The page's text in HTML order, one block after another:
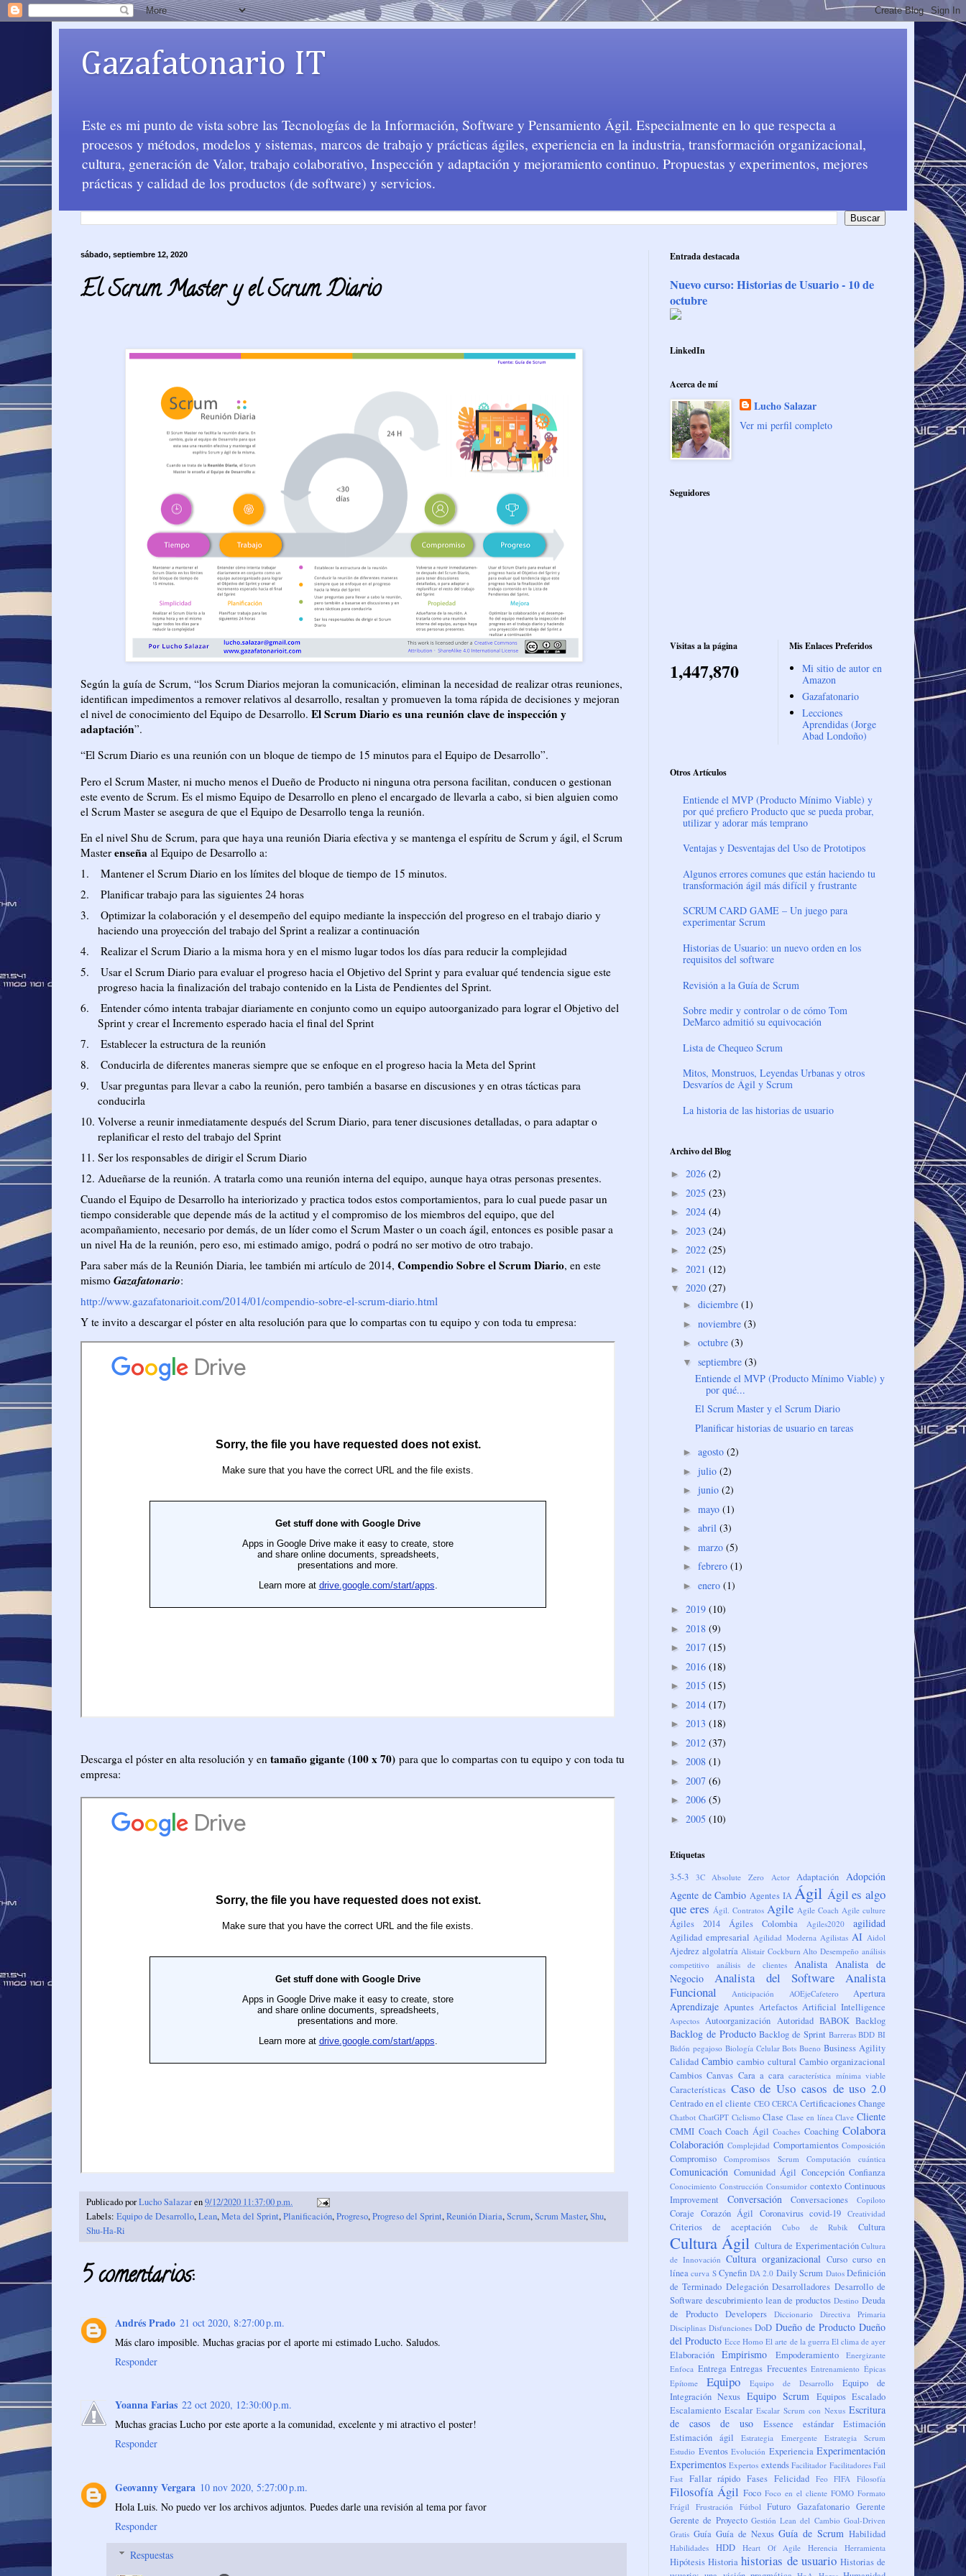
Gazafatonario IT
Este es mi punto de vista sobre las Tecnologías de la Información, Software y Pensamiento Ágil. Especialmente en lo que respecta a
procesos y métodos, modelos y sistemas, marcos de trabajo y prácticas ágiles, experiencia en la industria, transformación organizacional,
cultura, generación de Valor, trabajo colaborativo, Inspección y adaptación y mejoramiento continuo. Propuestas y experimentos, mejores
prácticas y calidad de los productos (de software) y servicios.
sábado, septiembre 12, 2020
El Scrum Master y el Scrum Diario
Según la guía de Scrum, “los Scrum Diarios mejoran la comunicación, eliminan la necesidad de realizar otras reuniones,
identifican impedimentos a remover relativos al desarrollo, resaltan y promueven la toma rápida de decisiones y mejoran
el nivel de conocimiento del Equipo de Desarrollo. El Scrum Diario es una reunión clave de inspección y
adaptación”.
“El Scrum Diario es una reunión con un bloque de tiempo de 15 minutos para el Equipo de Desarrollo”.
Pero el Scrum Master, ni mucho menos el Dueño de Producto ni ninguna otra persona facilitan, conducen o gestionan
este evento de Scrum. Es el mismo Equipo de Desarrollo en pleno el encargado de llevarla a cabo, si bien alguien como
el Scrum Master se asegura de que el Equipo de Desarrollo tenga la reunión.
En el nivel Shu de Scrum, para que haya una reunión Diaria efectiva y se mantenga el espíritu de Scrum y ágil, el Scrum
Master enseña al Equipo de Desarrollo a:
1.
Mantener el Scrum Diario en los límites del bloque de tiempo de 15 minutos.
2.
Planificar trabajo para las siguientes 24 horas
3.
Optimizar la colaboración y el desempeño del equipo mediante la inspección del progreso en el trabajo diario y
haciendo una proyección del trabajo del Sprint a realizar a continuación
4.
Realizar el Scrum Diario a la misma hora y en el mismo lugar todos los días para reducir la complejidad
5.
Usar el Scrum Diario para evaluar el progreso hacia el Objetivo del Sprint y para evaluar qué tendencia sigue este
progreso hacia la finalización del trabajo contenido en la Lista de Pendientes del Sprint.
6.
Entender cómo intenta trabajar diariamente en conjunto como un equipo autoorganizado para lograr el Objetivo del
Sprint y crear el Incremento esperado hacia el final del Sprint
7.
Establecer la estructura de la reunión
8.
Conducirla de diferentes maneras siempre que se enfoque en el progreso hacia la Meta del Sprint
9.
Usar preguntas para llevar a cabo la reunión, pero también a basarse en discusiones y en otras tácticas para
conducirla
10. Volverse a reunir inmediatamente después del Scrum Diario, para tener discusiones detalladas, o para adaptar o
replanificar el resto del trabajo del Sprint
11. Ser los responsables de dirigir el Scrum Diario
12. Adueñarse de la reunión. A tratarla como una reunión interna del equipo, aunque haya otras personas presentes.
Cuando el Equipo de Desarrollo ha interiorizado y practica todos estos comportamientos, para lo cual puede pasar un
tiempo considerable que depende más de la actitud y el compromiso de los miembros del equipo, que del
acompañamiento, necesario por demás, de un líder como el Scrum Master o un coach ágil, entonces es posible pasar a
un nivel Ha de la reunión, pero eso, mi estimado amigo, podrá o podrá no ser motivo de otro trabajo.
Para saber más de la Reunión Diaria, lee también mi artículo de 2014, Compendio Sobre el Scrum Diario, en este
mismo Gazafatonario:
http://www.gazafatonarioit.com/2014/01/compendio-sobre-el-scrum-diario.html
Y te invito a descargar el póster en alta resolución para que lo compartas con tu equipo y con toda tu empresa:
Descarga el póster en alta resolución y en tamaño gigante (100 x 70) para que lo compartas con tu equipo y con toda tu
empresa:
Publicado porLucho Salazaren9/12/2020 11:37:00 p.m.
Labels: Equipo de Desarrollo,Lean,Meta del Sprint,Planificación,Progreso,Progreso del Sprint,Reunión Diaria,Scrum,Scrum Master,Shu,
Shu-Ha-Ri
5 comentarios:
Andrés Prado 21 oct 2020, 8:27:00 p.m.
Más claro imposible. Muchas gracias por el aporte mi estimado Lucho. Saludos.
Responder
Yoanna Farias 22 oct 2020, 12:30:00 p.m.
Muchas gracias Lucho por este aporte a la comunidad, excelente y mi atractivo el poster!
Responder
Geovanny Vergara 10 nov 2020, 5:27:00 p.m.
Hola Luis. No puedo ver los archivos adjuntos. Puedes darle una revisión al tema por favor
Responder
Respuestas
Entrada destacada
Nuevo curso: Historias de Usuario - 10 de
octubre
LinkedIn
Acerca de mí
Lucho Salazar
Ver mi perfil completo
Seguidores
Visitas a la página
1,447,870
Mis Enlaces Preferidos
Mi sitio de autor en
Amazon
Gazafatonario
Lecciones
Aprendidas (Jorge
Abad Londoño)
Otros Artículos
Entiende el MVP (Producto Mínimo Viable) y
por qué prefiero Producto que se pueda probar,
utilizar y adorar más temprano
Ventajas y Desventajas del Uso de Prototipos
Algunos errores comunes que están haciendo tu
transformación ágil más difícil y frustrante
SCRUM CARD GAME – Un juego para
experimentar Scrum
Historias de Usuario: un nuevo orden en los
requisitos del software
Revisión a la Guía de Scrum
Sobre medir y controlar o de cómo Tom
DeMarco admitió su equivocación
Lista de Chequeo Scrum
Mitos, Monstruos, Leyendas Urbanas y otros
Desvaríos de Ágil y Scrum
La historia de las historias de usuario
Archivo del Blog
► 2026 (2)
► 2025 (23)
► 2024 (4)
► 2023 (24)
► 2022 (25)
► 2021 (12)
▼ 2020 (27)
► diciembre (1)
► noviembre (3)
► octubre (3)
▼ septiembre (3)
Entiende el MVP (Producto Mínimo Viable) y
por qué...
El Scrum Master y el Scrum Diario
Planificar historias de usuario en tareas
► agosto (2)
► julio (2)
► junio (2)
► mayo (1)
► abril (3)
► marzo (5)
► febrero (1)
► enero (1)
► 2019 (10)
► 2018 (9)
► 2017 (15)
► 2016 (18)
► 2015 (15)
► 2014 (17)
► 2013 (18)
► 2012 (37)
► 2008 (1)
► 2007 (6)
► 2006 (5)
► 2005 (10)
Etiquetas
3-5-3
3C Absolute Zero Actor Adaptación Adopción
Agente de Cambio Agentes IA Ágil Ágil es algo
que eres Ágil. Contratos Agile Agile Coach Agile culture
Ágiles 2014 Ágiles Colombia Agiles2020 agilidad
Agilidad empresarial Agilidad Moderna Agilistas AI Aidol
Ajedrez algolatría Alistair Cockburn Alto Desempeño análisis
competitivo
análisis de clientes Analista Analista de
Negocio
Analista del Software
Analista
Funcional
Anticipación AOEjeCafetero Apertura
Aprendizaje Apuntes Artefactos Artificial Intelligence
Aspectos Autoorganización Autoridad BABOK Backlog
Backlog de Producto Backlog de Sprint Barreras BDD BI
Bidón pegajoso Biología Celular Bots Bueno Business Agility
Calidad Cambio cambio cultural Cambio organizacional
Cambios Canvas Cara a cara característica mínima viable
Características Caso de Uso casos de uso 2.0
Centrado en el cliente CEO CERCA CertificacionesChange
Chatbot ChatGPT Ciclismo Clase Clase en línea Clave Cliente
CMMI Coach Coach Ágil Coaches Coaching Colabora
Colaboración Complejidad Comportamientos Composición
Compromiso Compromisos Scrum Computación cuántica
Comunicación Comunidad Ágil Concepción Confianza
Conocimiento Construcción Consumidor contexto Continuous
Improvement
Conversación Conversaciones Copiloto
Coraje Corazón Ágil Coronavirus covid-19 Creatividad
Criterios de aceptación Cubo de Rubik Cultura
Cultura Ágil Cultura de Experimentación Cultura
de Innovación Cultura organizacional Curso curso en
línea curva S Cynefin DA 2.0 Daily Scrum Datos Definición
de Terminado Delegación Desarrolladores Desarrollo de
Software descubrimiento lean de productos Destino Deuda
de Producto Developers Diccionario
Directiva Primaria
Disciplinas Disfunciones DoD Dueño de Producto Dueño
del Producto Ecce Homo El arte de la guerra El clima de ayer
Elaboración Empirismo Empoderamiento
Energizante
Enfoca Entrega Entregas Frecuentes Entrenamiento Épicas
Epítome
Equipo Equipo de Desarrollo
Equipo de
Integración Nexus Equipo Scrum Equipos Escalado
Escalamiento Escalar Escalar Scrum con Nexus Escritura
de casos de uso
Essence estándar
Estimación
Estimación ágil
Estrategia Emergente
Estrategia Scrum
Estudio Eventos Evolución Experiencia Experimentación
Experimentos Expertos extends Facilitador Facilitadores Fail
Fast Fallar rápido Fases Felicidad Feo FIFA Filosofía
Filosofía Ágil Foco Foco en el cliente FOMO Formato
Frágil Frustración Fútbol Futuro Gazafatonario Gerente
Gerente de Proyecto Gestión Lean del Cambio Goal-Driven
Gratis Guía Guía de Nexus Guía de Scrum Habilidad
Habilidades HDD Heart Of Agile Herencia Herramienta
Hipótesis Historia historias de usuario Historias de